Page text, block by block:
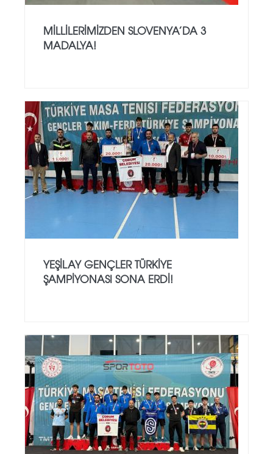
MILLILERIMIZDEN SLOVENYA’DA 3
MADALYA!
YEŞILAY GENÇLER TÜRKIYE
ŞAMPIYONASI SONA ERDI!